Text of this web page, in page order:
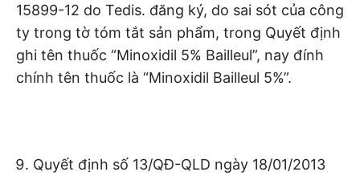
15899-12 do Tedis. đăng ký, do sai sót của công
ty trong tờ tóm tắt sản phẩm, trong Quyết định
ghi tên thuốc “Minoxidil 5% Bailleul”, nay đính
chính tên thuốc là “Minoxidil Bailleul 5%”.
Quyết định số 13/QĐ-QLD ngày 18/01/2013